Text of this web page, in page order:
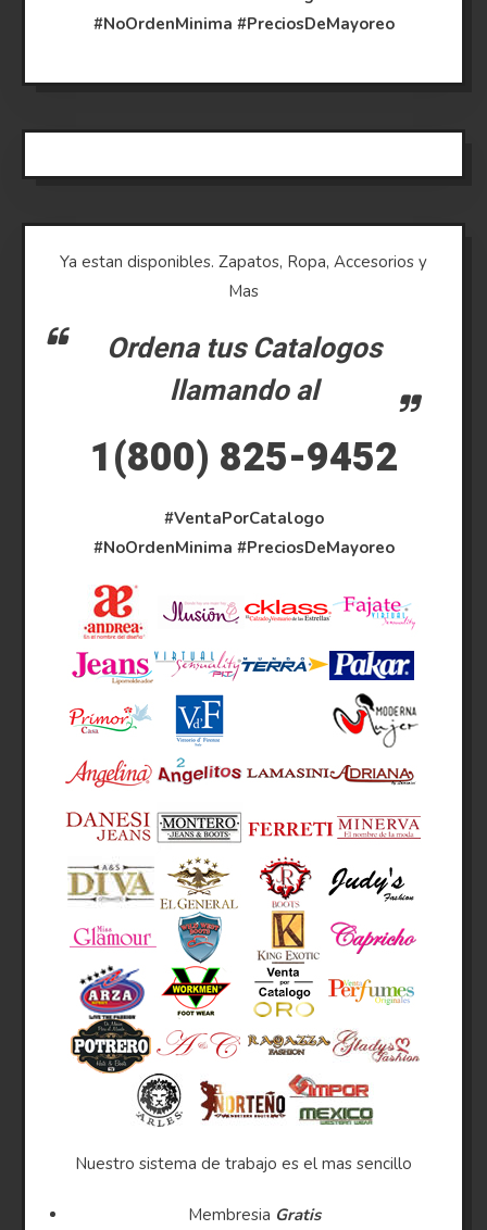
#NoOrdenMinima #PreciosDeMayoreo
Ya estan disponibles. Zapatos, Ropa, Accesorios y
Mas
Ordena tus Catalogos
llamando al
1(800) 825-9452
#VentaPorCatalogo
#NoOrdenMinima #PreciosDeMayoreo
Nuestro sistema de trabajo es el mas sencillo
Membresia Gratis